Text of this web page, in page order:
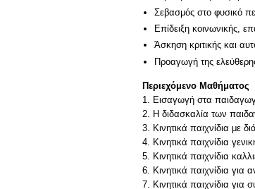
Σεβασμός στο φυσικό
Επίδειξη κοινωνικής,
Άσκηση κριτικής και
Προαγωγή της
Περιεχόμενο Μαθήματος
1. Εισαγωγή στα
2. Η διδασκαλία των
3. Κινητικά παιχνίδια με
4. Κινητικά παιχνίδια
5. Κινητικά παιχνίδια
6. Κινητικά παιχνίδια για
7. Κινητικά παιχνίδια για